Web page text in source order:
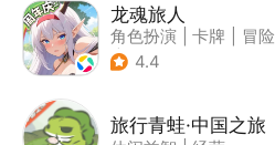
龙魂旅人
角色扮演 卡牌
冒险
| 美少女
4.4
旅行青蛙·中国之旅